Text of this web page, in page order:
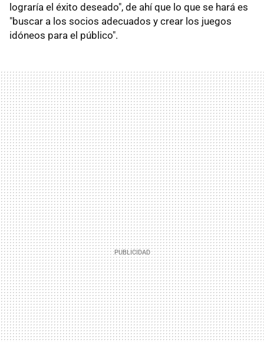
lograría el éxito deseado", de ahí que lo que se hará es
"buscar a los socios adecuados y crear los juegos
idóneos para el público".